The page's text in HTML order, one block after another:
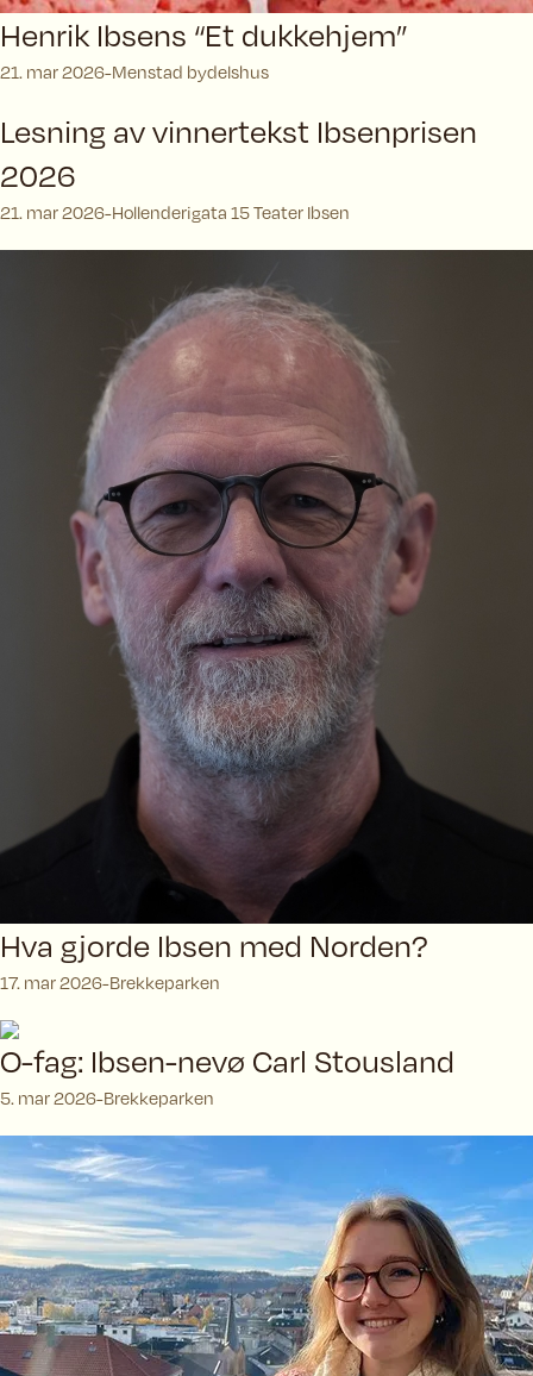
Henrik Ibsens “Et dukkehjem”
21. mar 2026 Menstad bydelshus
Lesning av vinnertekst Ibsenprisen
2026
21. mar 2026 Hollenderigata 15 Teater Ibsen
Hva gjorde Ibsen med Norden?
17. mar 2026 Brekkeparken
O-fag: Ibsen-nevø Carl Stousland
5. mar 2026 Brekkeparken